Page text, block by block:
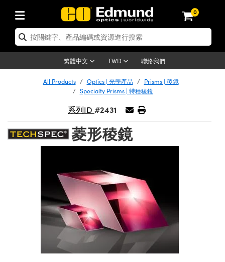
0
繁體中文 TWD 聯絡我們
| 光學產品
| 反射鏡
| 光學濾光片
Optics | 偏振光學元件
| 繞射光柵
| 光學組装
Components | SCHOTT 光
Optics | 雷射光學
| 雷射濾光片
| 超快光學
Assemblies | 雷射光學元件組
Shaping | 雷射光束整形
| 雷射分光鏡
| 光機組件
System | 光學籠式系統
| 臺式系統
and Breadboards | 光學平臺
| 電動平臺
and Slides | 平臺和滑塊
| 光圈類
| 顯微鏡
| Mitutoyo 物鏡
| Nikon 物鏡
| ZEISS 物鏡
Objectives
Objectives | 有限共軛物鏡
| 反射物鏡
Objectives
| 雷射
and Electronics | 雷射
| 雷射用光機模組
| 雷射配件
| 實驗室和生產線
Lenses | 成像鏡頭
Lenses | 定焦鏡頭
| 遠心鏡頭
Magnification Lenses
Lenses for Harsh Environments
and Advanced
| 影視製作和高級攝影
Accessories | 成像鏡頭配件
| 相機
Cameras | Gigabit乙太網相
Cameras | Teledyne Dalsa
Microscopy Cameras
Cameras | Allied Vision 相機
| Basler 相機
Cameras | IDS 相機
Labs Cameras™ | Lucid Vision
and Illumination | 照明
Lighting | 機器視覺光源
Lighting |顯微鏡照明
| 雷射光源
Sources | 其他光源
Targets | 測試板
Targets | 解析度測試板
Targets | 畸變測試版
Level Test Targets | 色卡測試板
and Detection | 測試與監測
| 光學度量
Solutions | 機器視覺方案
and Electronics | 雷射
品
and Roughness Standards | 表
and Production | 實驗室和生產
| 清潔用品
Handling Tools | 零件夾持用品
| 光學膠
Accessories | UV固化設備
應用選購
| 光譜儀
Imaging
Microscopy
By Brand
Products | 新品專區
and Detection
| 清倉品
| 清倉光學產品
| 清倉顯微鏡
| 清倉相機
| 清倉照明
and Detection
Products | 重新認證產
| 重新認證光學產品
| 重新認證光機
| 重新認證雷射
| 重新認證顯微鏡
Lenses | 重新認證成像鏡
| 重新認證相機
| 重新認證照明
All Products Optics | 光學產品
Prisms | 稜鏡
Specialty Prisms | 特種稜鏡
系列ID #2431
菱形稜鏡